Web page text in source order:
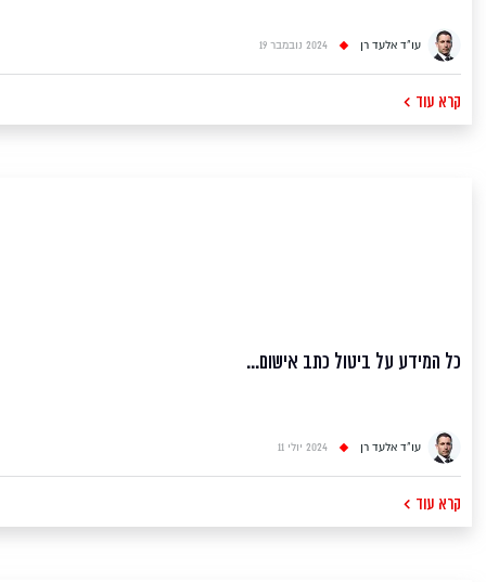
עו"ד אלעד רן 2024 נובמבר 19
קרא עוד
כל המידע על ביטול כתב אישום...
עו"ד אלעד רן 2024 יולי 11
קרא עוד